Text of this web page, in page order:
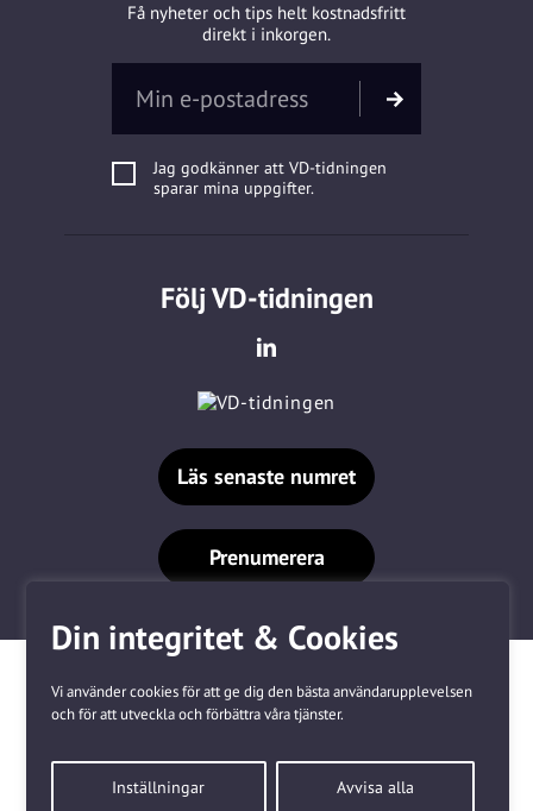
Din integritet & Cookies
Vi använder cookies för att ge dig den bästa användarupplevelsen
och för att utveckla och förbättra våra tjänster.
Inställningar Avvisa alla
Få nyheter och tips helt kostnadsfritt
direkt i inkorgen.
Jag godkänner att VD-tidningen
sparar mina uppgifter.
Följ VD-tidningen
Läs senaste numret
Prenumerera
Kundtjänst